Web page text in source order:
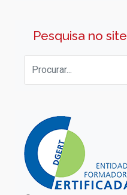
Pesquisa no site